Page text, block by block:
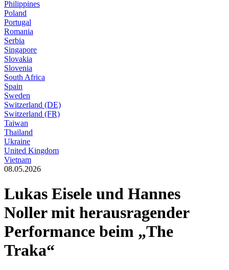
Philippines
Poland
Portugal
Romania
Serbia
Singapore
Slovakia
Slovenia
South Africa
Spain
Sweden
Switzerland (DE)
Switzerland (FR)
Taiwan
Thailand
Ukraine
United Kingdom
Vietnam
08.05.2026
Lukas Eisele und Hannes
Noller mit herausragender
Performance beim „The
Traka“